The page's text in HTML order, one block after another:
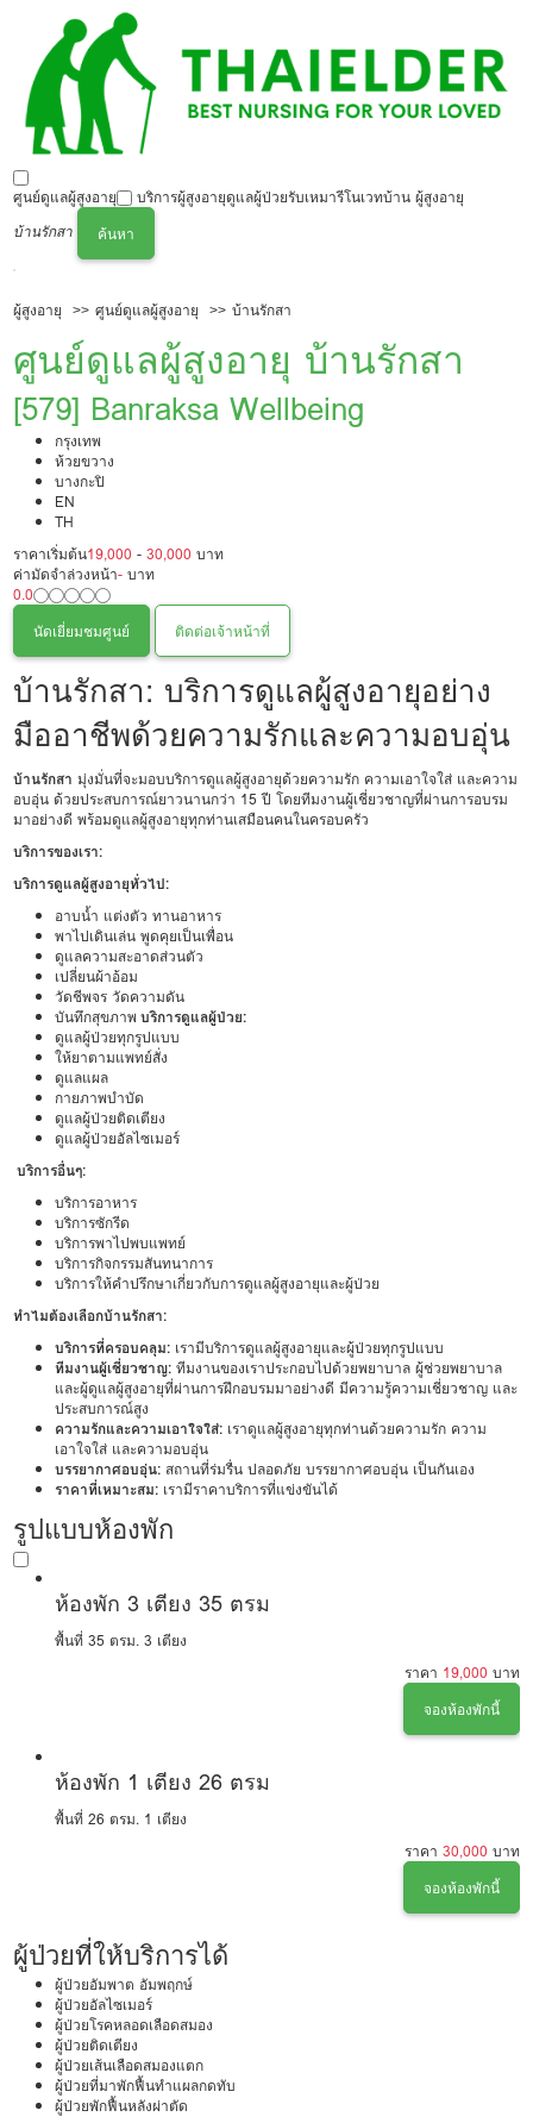
ศูนย์ดูแลผู้สูงอายุ บริการผู้สูงอายุดูแลผู้ป่วยรับเหมารีโนเวทบ้าน ผู้สูงอายุ
บ้านรักสา
ค้นหา
ผู้สูงอายุ ศูนย์ดูแลผู้สูงอายุ บ้านรักสา
ศูนย์ดูแลผู้สูงอายุ บ้านรักสา
[579] Banraksa Wellbeing
กรุงเทพ
ห้วยขวาง
บางกะปิ
EN
TH
ราคาเริ่มต้น19,000 -30,000 บาท
ค่ามัดจำล่วงหน้า- บาท
0.0
นัดเยี่ยมชมศูนย์
ติดต่อเจ้าหน้าที่
บ้านรักสา: บริการดูแลผู้สูงอายุอย่าง
มืออาชีพด้วยความรักและความอบอุ่น
บ้านรักสา มุ่งมั่นที่จะมอบบริการดูแลผู้สูงอายุด้วยความรัก ความเอาใจใส่ และความ
อบอุ่น ด้วยประสบการณ์ยาวนานกว่า 15 ปี โดยทีมงานผู้เชี่ยวชาญที่ผ่านการอบรม
มาอย่างดี พร้อมดูแลผู้สูงอายุทุกท่านเสมือนคนในครอบครัว
บริการของเรา:
บริการดูแลผู้สูงอายุทั่วไป:
อาบน้ำ แต่งตัว ทานอาหาร
พาไปเดินเล่น พูดคุยเป็นเพื่อน
ดูแลความสะอาดส่วนตัว
เปลี่ยนผ้าอ้อม
วัดชีพจร วัดความดัน
บันทึกสุขภาพ บริการดูแลผู้ป่วย:
ดูแลผู้ป่วยทุกรูปแบบ
ให้ยาตามแพทย์สั่ง
ดูแลแผล
กายภาพบำบัด
ดูแลผู้ป่วยติดเตียง
ดูแลผู้ป่วยอัลไซเมอร์
บริการอื่นๆ:
บริการอาหาร
บริการซักรีด
บริการพาไปพบแพทย์
บริการกิจกรรมสันทนาการ
บริการให้คำปรึกษาเกี่ยวกับการดูแลผู้สูงอายุและผู้ป่วย
ทำไมต้องเลือกบ้านรักสา:
บริการที่ครอบคลุม: เรามีบริการดูแลผู้สูงอายุและผู้ป่วยทุกรูปแบบ
ทีมงานผู้เชี่ยวชาญ: ทีมงานของเราประกอบไปด้วยพยาบาล ผู้ช่วยพยาบาล
และผู้ดูแลผู้สูงอายุที่ผ่านการฝึกอบรมมาอย่างดี มีความรู้ความเชี่ยวชาญ และ
ประสบการณ์สูง
ความรักและความเอาใจใส่: เราดูแลผู้สูงอายุทุกท่านด้วยความรัก ความ
เอาใจใส่ และความอบอุ่น
บรรยากาศอบอุ่น: สถานที่ร่มรื่น ปลอดภัย บรรยากาศอบอุ่น เป็นกันเอง
ราคาที่เหมาะสม: เรามีราคาบริการที่แข่งขันได้
รูปแบบห้องพัก
ห้องพัก 3 เตียง 35 ตรม
พื้นที่ 35 ตรม. 3 เตียง
ราคา 19,000 บาท
จองห้องพักนี้
ห้องพัก 1 เตียง 26 ตรม
พื้นที่ 26 ตรม. 1 เตียง
ราคา 30,000 บาท
จองห้องพักนี้
ผู้ป่วยที่ให้บริการได้
ผู้ป่วยอัมพาต อัมพฤกษ์
ผู้ป่วยอัลไซเมอร์
ผู้ป่วยโรคหลอดเลือดสมอง
ผู้ป่วยติดเตียง
ผู้ป่วยเส้นเลือดสมองแตก
ผู้ป่วยที่มาพักฟื้นทำแผลกดทับ
ผู้ป่วยพักฟื้นหลังผ่าตัด